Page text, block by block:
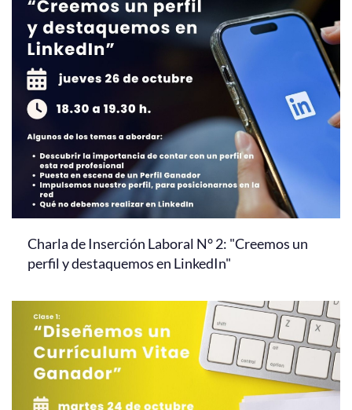
Charla de Inserción Laboral N° 2: "Creemos un
perfil y destaquemos en LinkedIn"